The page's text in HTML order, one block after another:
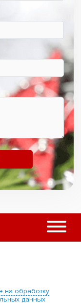
на обработку
данных